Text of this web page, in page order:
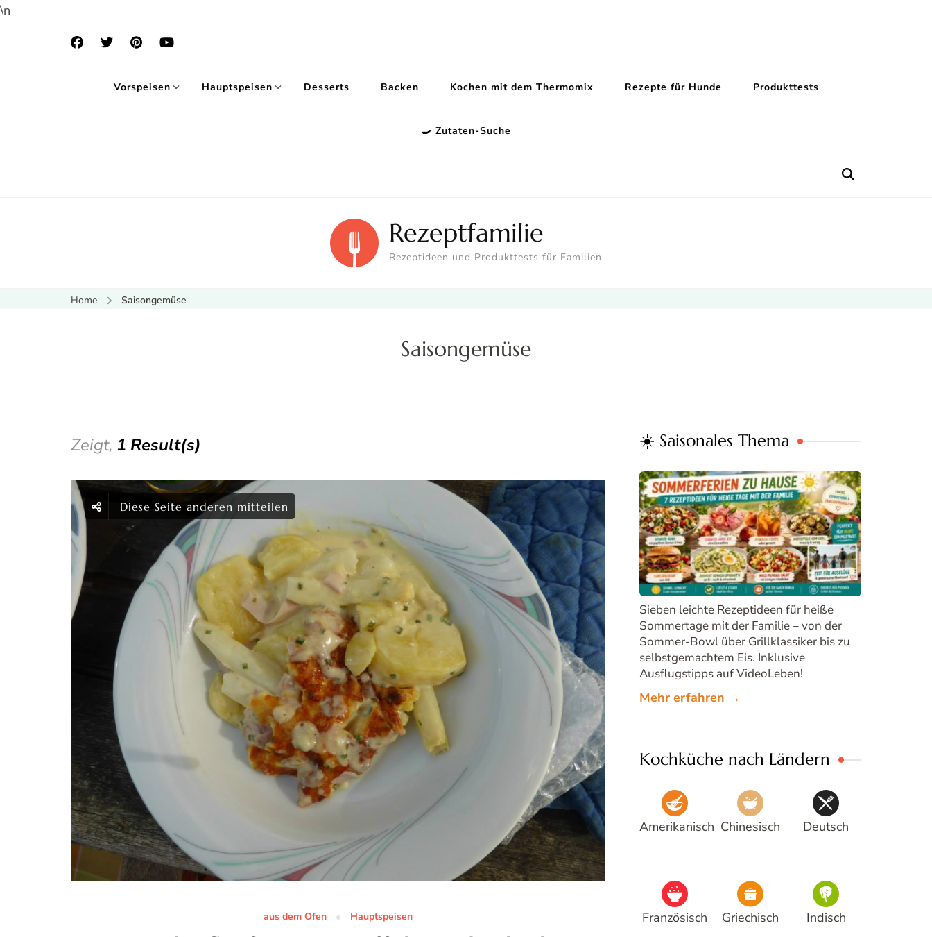
\n
Vorspeisen Hauptspeisen Desserts Backen Kochen mit dem Thermomix Rezepte für Hunde Produkttests
🍳 Zutaten-Suche
Rezeptfamilie
Rezeptideen und Produkttests für Familien
Home Saisongemüse
Saisongemüse
Zeigt, 1 Result(s)
Diese Seite anderen mitteilen
aus dem Ofen Hauptspeisen
☀️ Saisonales Thema
Sieben leichte Rezeptideen für heiße
Sommertage mit der Familie – von der
Sommer-Bowl über Grillklassiker bis zu
selbstgemachtem Eis. Inklusive
Ausflugstipps auf VideoLeben!
Mehr erfahren →
Kochküche nach Ländern
Amerikanisch Chinesisch Deutsch
Französisch Griechisch Indisch